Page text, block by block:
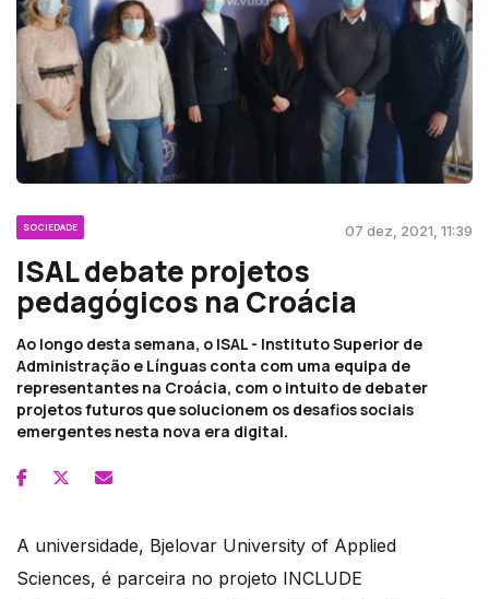
SOCIEDADE 07 dez, 2021, 11:39
ISAL debate projetos
pedagógicos na Croácia
Ao longo desta semana, o ISAL - Instituto Superior de
Administração e Línguas conta com uma equipa de
representantes na Croácia, com o intuito de debater
projetos futuros que solucionem os desafios sociais
emergentes nesta nova era digital.
A universidade, Bjelovar University of Applied
Sciences, é parceira no projeto INCLUDE